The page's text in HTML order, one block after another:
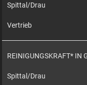
Spittal/Drau
Vertrieb
REINIGUNGSKRAFT* IN
Spittal/Drau